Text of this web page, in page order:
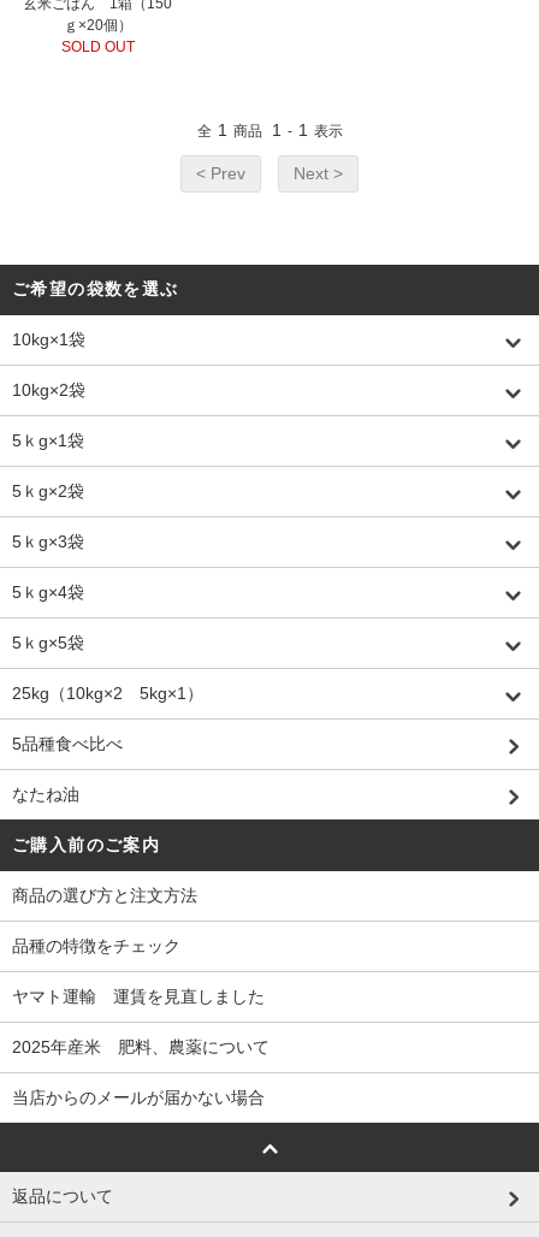
玄米ごはん 1箱（150
ｇ×20個）
SOLD OUT
全 1 商品 1 - 1 表示
< Prev Next >
ご希望の袋数を選ぶ
10kg×1袋
10kg×2袋
5ｋg×1袋
5ｋg×2袋
5ｋg×3袋
5ｋg×4袋
5ｋg×5袋
25kg（10kg×2 5kg×1）
5品種食べ比べ
なたね油
ご購入前のご案内
商品の選び方と注文方法
品種の特徴をチェック
ヤマト運輸 運賃を見直しました
2025年産米 肥料、農薬について
当店からのメールが届かない場合
返品について